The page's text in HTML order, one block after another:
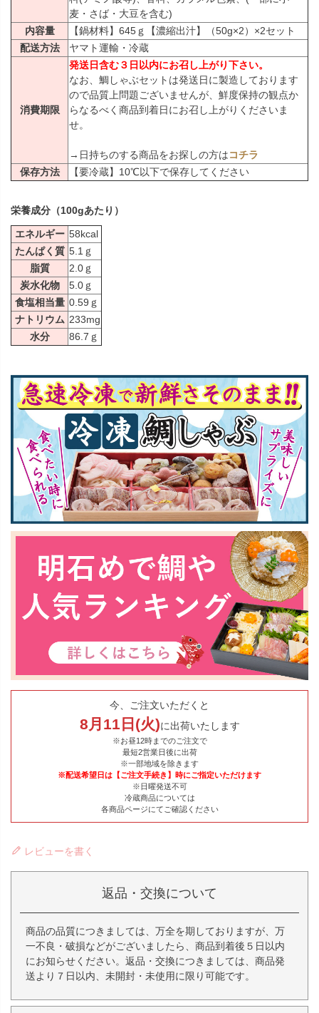
麦・さば・大豆を含む)
内容量
【鍋材料】645ｇ【濃縮出汁】（50g×2）×2セット
配送方法
ヤマト運輸・冷蔵
消費期限
発送日含む３日以内にお召し上がり下さい。
なお、鯛しゃぶセットは発送日に製造しております
ので品質上問題ございませんが、鮮度保持の観点か
らなるべく商品到着日にお召し上がりくださいま
せ。
→日持ちのする商品をお探しの方はコチラ
保存方法
【要冷蔵】10℃以下で保存してください
栄養成分（100gあたり）
エネルギー 58kcal
たんぱく質 5.1ｇ
脂質
2.0ｇ
炭水化物
5.0ｇ
食塩相当量 0.59ｇ
ナトリウム 233mg
水分
86.7ｇ
今、ご注文いただくと
8 月 11 日(火)に出荷いたします
※お昼12時までのご注文で
最短2営業日後に出荷
※一部地域を除きます
※配送希望日は【ご注文手続き】時にご指定いただけます
※日曜発送不可
冷蔵商品については
各商品ページにてご確認ください
レビューを書く
返品・交換について
商品の品質につきましては、万全を期しておりますが、万
一不良・破損などがございましたら、商品到着後５日以内
にお知らせください。返品・交換につきましては、商品発
送より７日以内、未開封・未使用に限り可能です。